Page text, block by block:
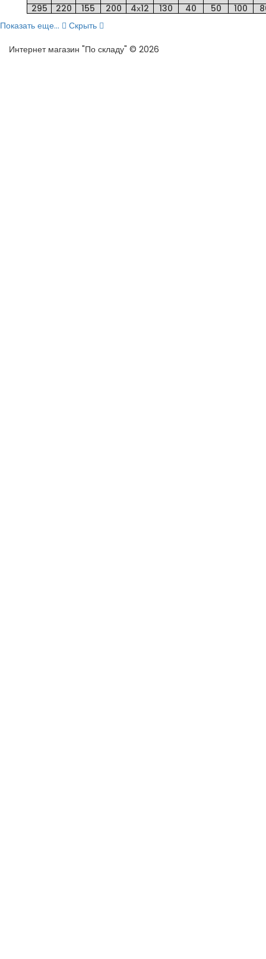
295
220 155 200 4х12 130 40 50 100
Показать еще...
Скрыть
Интернет магазин "По складу" © 2026